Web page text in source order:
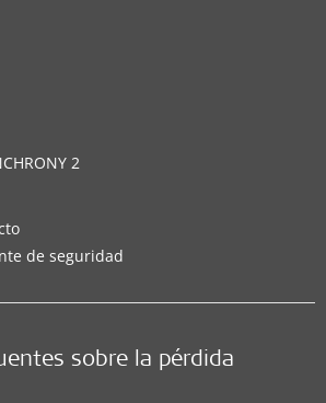
2
de seguridad
sobre la pérdida